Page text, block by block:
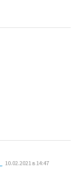
10.02.2021 в 14:47